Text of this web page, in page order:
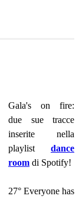
Gala's on fire:
due sue tracce
inserite nella
playlist dance
room di Spotify!
27° Everyone has